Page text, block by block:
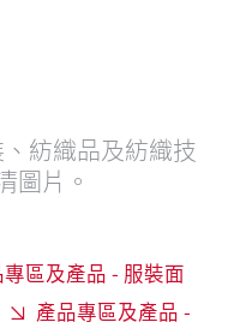
紡織品及紡織技
圖片。
區及產品 - 服裝面
產品專區及產品 -